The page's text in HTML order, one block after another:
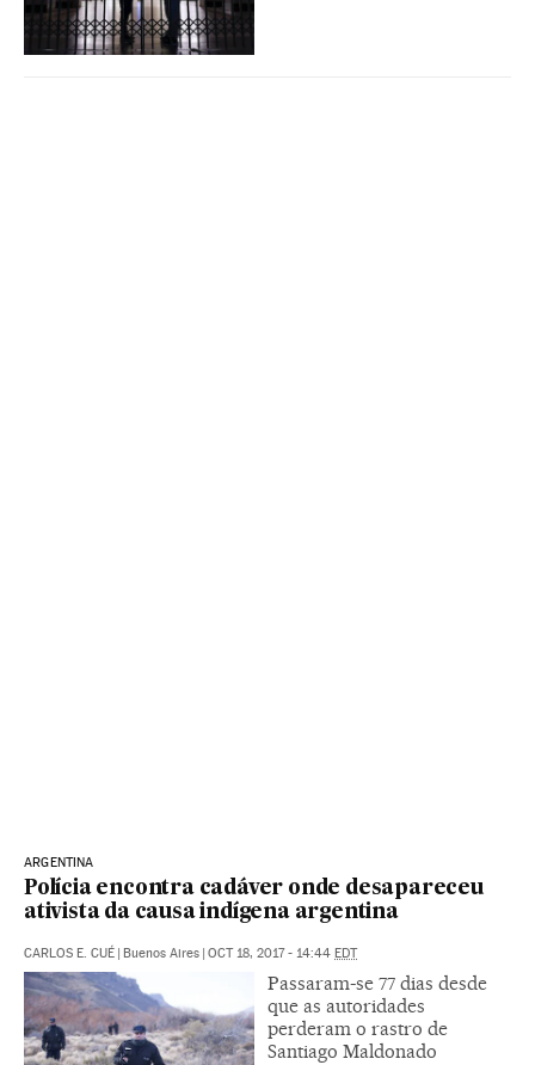
ARGENTINA
Polícia encontra cadáver onde desapareceu
ativista da causa indígena argentina
CARLOS E. CUÉ Buenos Aires OCT 18, 2017 - 14:44 EDT
Passaram-se 77 dias desde
que as autoridades
perderam o rastro de
Santiago Maldonado